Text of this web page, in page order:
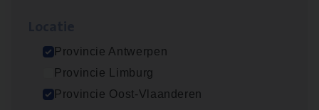
Provincie Antwerpen
Provincie Limburg
Provincie Oost-Vlaanderen
Insurance Operations
Beveren